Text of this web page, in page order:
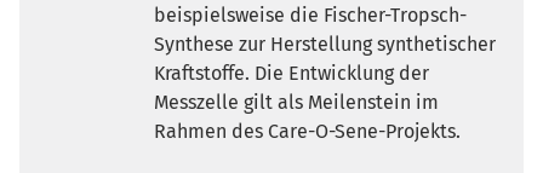
beispielsweise die Fischer-Tropsch-
Synthese zur Herstellung synthetischer
Kraftstoffe. Die Entwicklung der
Messzelle gilt als Meilenstein im
Rahmen des Care-O-Sene-Projekts.